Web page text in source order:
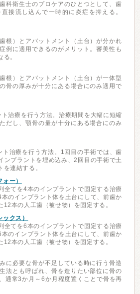
科衛生士のプロケアのひとつとして、歯
接流し込んで一時的に炎症を抑える。
根）とアバットメント（土台）が分かれ
例に適用できるのがメリット。審美性も
。
根）とアバットメント（土台）が一体型
骨の厚みが十分にある場合にのみ適用で
治療を行う方法。治療期間を大幅に短縮
だし、顎骨の量が十分にある場合にのみ
治療を行う方法。1回目の手術では、歯
ンプラントを埋め込み、2回目の手術で土
連結する。
ー）
全てを4本のインプラントで固定する治療
のインプラント体を土台にして、前歯か
12本の人工歯（被せ物）を固定する。
クス）
全てを6本のインプラントで固定する治療
のインプラント体を土台にして、前歯か
12本の人工歯（被せ物）を固定する。
に必要な骨が不足している時に行う骨造
法とも呼ばれ、骨を造りたい部位に骨の
通常3か月～6か月程度置くことで骨を再